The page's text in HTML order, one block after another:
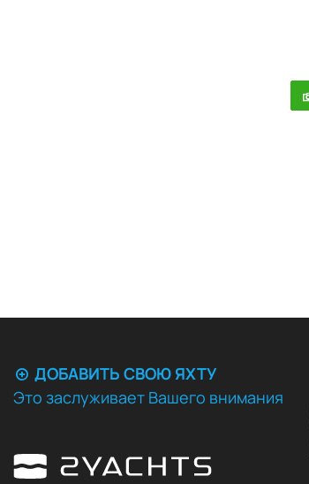
ДОБАВИТЬ СВОЮ ЯХТУ
Это заслуживает Вашего внимания